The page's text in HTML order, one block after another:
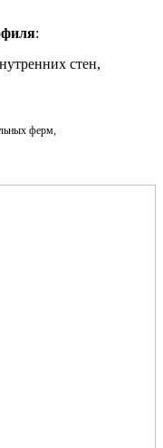
:
стен,
ферм,